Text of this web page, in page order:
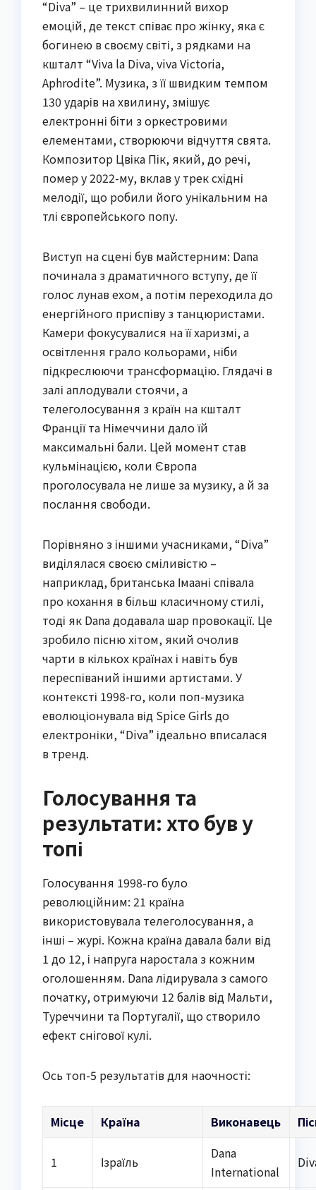
“Diva” – це трихвилинний вихор
емоцій, де текст співає про жінку, яка є
богинею в своєму світі, з рядками на
кшталт “Viva la Diva, viva Victoria,
Aphrodite”. Музика, з її швидким темпом
130 ударів на хвилину, змішує
електронні біти з оркестровими
елементами, створюючи відчуття свята.
Композитор Цвіка Пік, який, до речі,
помер у 2022-му, вклав у трек східні
мелодії, що робили його унікальним на
тлі європейського попу.
Виступ на сцені був майстерним: Dana
починала з драматичного вступу, де її
голос лунав ехом, а потім переходила до
енергійного приспіву з танцюристами.
Камери фокусувалися на її харизмі, а
освітлення грало кольорами, ніби
підкреслюючи трансформацію. Глядачі в
залі аплодували стоячи, а
телеголосування з країн на кшталт
Франції та Німеччини дало їй
максимальні бали. Цей момент став
кульмінацією, коли Європа
проголосувала не лише за музику, а й за
послання свободи.
Порівняно з іншими учасниками, “Diva”
виділялася своєю сміливістю –
наприклад, британська Імаані співала
про кохання в більш класичному стилі,
тоді як Dana додавала шар провокації. Це
зробило пісню хітом, який очолив
чарти в кількох країнах і навіть був
переспіваний іншими артистами. У
контексті 1998-го, коли поп-музика
еволюціонувала від Spice Girls до
електроніки, “Diva” ідеально вписалася
в тренд.
Голосування та
результати: хто був у
топі
Голосування 1998-го було
революційним: 21 країна
використовувала телеголосування, а
інші – журі. Кожна країна давала бали від
1 до 12, і напруга наростала з кожним
оголошенням. Dana лідирувала з самого
початку, отримуючи 12 балів від Мальти,
Туреччини та Португалії, що створило
ефект снігової кулі.
Ось топ-5 результатів для наочності:
Місце Країна Виконавець
1 Ізраїль
Dana
International